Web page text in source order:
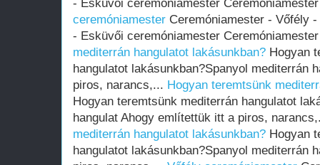
- Esküvői ceremóniamester
ceremóniamester Ceremóniamester - Vőfély
- Esküvői ceremóniamester
mediterrán hangulatot lakásunkban? Hogyan
hangulatot lakásunkban?Spanyol mediterrán
piros, narancs,... Hogyan teremtsünk
Hogyan teremtsünk mediterrán hangulatot
hangulat Ahogy említettük itt a piros,
mediterrán hangulatot lakásunkban? Hogyan
hangulatot lakásunkban?Spanyol mediterrán